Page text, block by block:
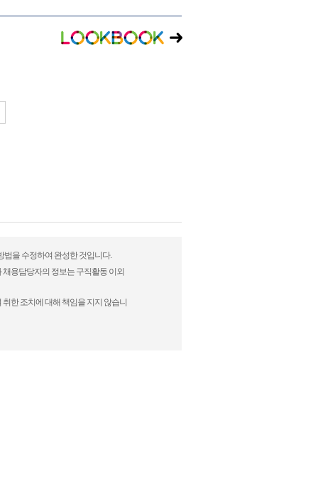
법을 수정하여 완성한 것입니다.
용담당자의 정보는 구직활동 이외
한 조치에 대해 책임을 지지 않습니